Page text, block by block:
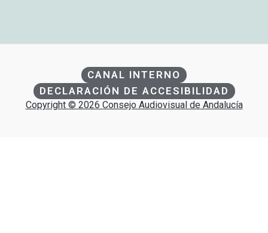
CANAL INTERNO
DECLARACIÓN DE ACCESIBILIDAD
Copyright © 2026 Consejo Audiovisual de Andalucía